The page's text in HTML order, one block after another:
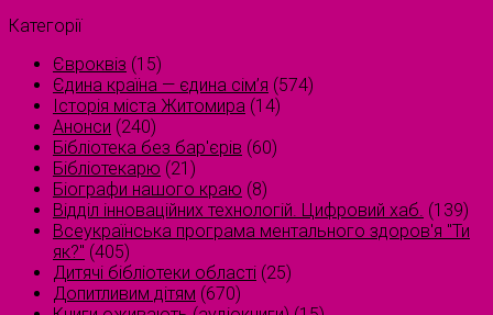
Категорії
Євроквіз (15)
Єдина країна — єдина сім’я (574)
Історія міста Житомира (14)
Анонси (240)
Бібліотека без бар'єрів (60)
Бібліотекарю (21)
Біографи нашого краю (8)
Відділ інноваційних технологій. Цифровий хаб. (139)
Всеукраїнська програма ментального здоров'я "Ти
як?" (405)
Дитячі бібліотеки області (25)
Допитливим дітям (670)